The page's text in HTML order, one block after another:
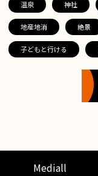
温泉 神社
地産地消 絶景
子どもと行ける
Mediall